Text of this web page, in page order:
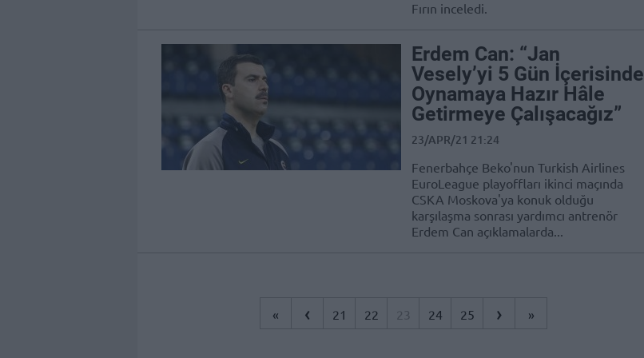
Fırın inceledi.
Erdem Can: “Jan
Vesely’yi 5 Gün İçerisinde
Oynamaya Hazır Hâle
Getirmeye Çalışacağız”
23/APR/21 21:24
Fenerbahçe Beko'nun Turkish Airlines
EuroLeague playoffları ikinci maçında
CSKA Moskova'ya konuk olduğu
karşılaşma sonrası yardımcı antrenör
Erdem Can açıklamalarda...
« ‹ 21 22 23 24 25 › »